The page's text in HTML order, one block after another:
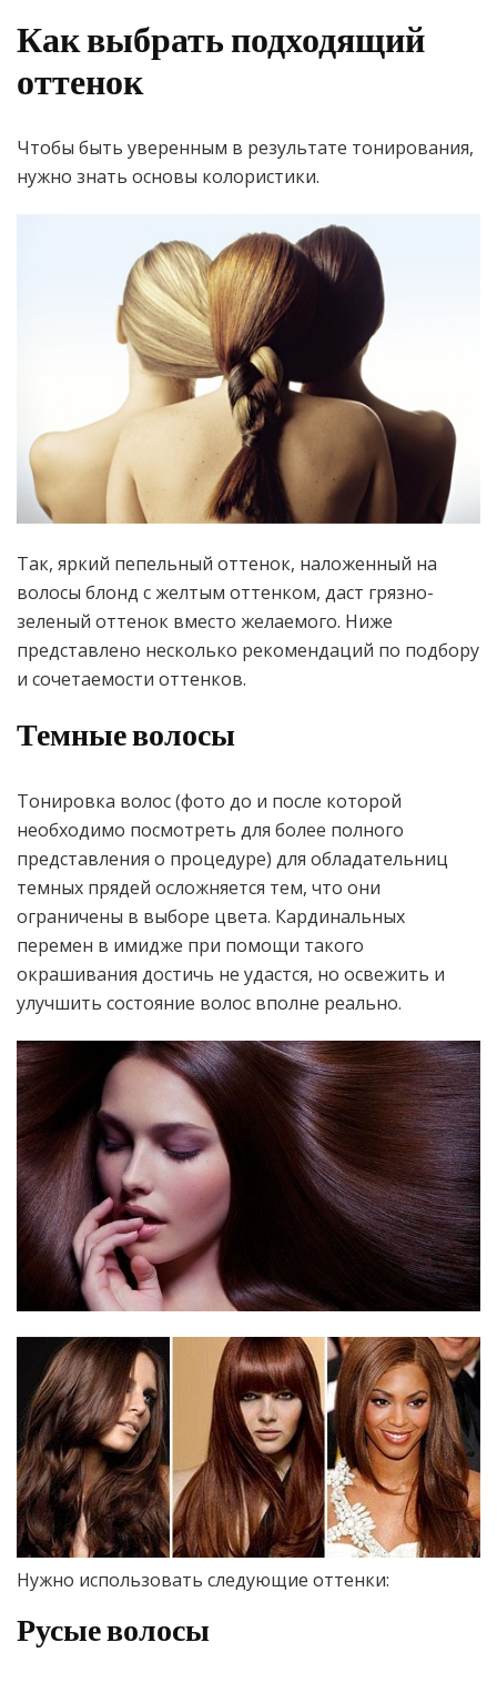
Как выбрать подходящий
оттенок
Чтобы быть уверенным в результате тонирования,
нужно знать основы колористики.
Так, яркий пепельный оттенок, наложенный на
волосы блонд с желтым оттенком, даст грязно-
зеленый оттенок вместо желаемого. Ниже
представлено несколько рекомендаций по подбору
и сочетаемости оттенков.
Темные волосы
Тонировка волос (фото до и после которой
необходимо посмотреть для более полного
представления о процедуре) для обладательниц
темных прядей осложняется тем, что они
ограничены в выборе цвета. Кардинальных
перемен в имидже при помощи такого
окрашивания достичь не удастся, но освежить и
улучшить состояние волос вполне реально.
Нужно использовать следующие оттенки:
Русые волосы